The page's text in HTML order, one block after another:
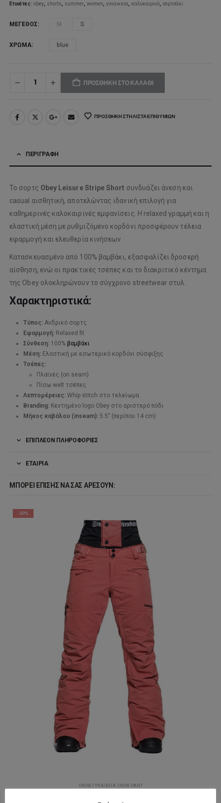
Ετικέτες:obey, shorts, summer,women,γυναικεια, καλοκαιρινά,σορτσάκι
ΜΈΓΕΘΟΣ M S
ΧΡΏΜΑ blue
ΠΡΟΣΘΉΚΗ ΣΤΟ ΚΑΛΆΘΙ
ΠΡΟΣΘΉΚΗ ΣΤΗ ΛΊΣΤΑ ΕΠΙΘΥΜΙΏΝ
ΠΕΡΙΓΡΑΦΉ
Το σορτς Obey Leisure Stripe Short συνδυάζει άνεση και
casual αισθητική, αποτελώντας ιδανική επιλογή για
καθημερινές καλοκαιρινές εμφανίσεις. Η relaxed γραμμή και η
ελαστική μέση με ρυθμιζόμενο κορδόνι προσφέρουν τέλεια
εφαρμογή και ελευθερία κινήσεων.
Κατασκευασμένο από 100% βαμβάκι, εξασφαλίζει δροσερή
αίσθηση, ενώ οι πρακτικές τσέπες και το διακριτικό κέντημα
της Obey ολοκληρώνουν το σύγχρονο streetwear στυλ.
Χαρακτηριστικά:
Τύπος:Ανδρικό σορτς
Εφαρμογή:Relaxed fit
Σύνθεση:100% βαμβάκι
Μέση:Ελαστική με εσωτερικό κορδόνι σύσφιξης
Τσέπες:
Πλαϊνές (on seam)
Πίσω welt τσέπες
Λεπτομέρειες:Whip stitch στο τελείωμα
Branding:Κεντημένο logo Obey στο αριστερό πόδι
Μήκος καβάλου (inseam):5.5″ (περίπου 14 cm)
ΕΠΙΠΛΈΟΝ ΠΛΗΡΟΦΟΡΊΕΣ
ΕΤΑΙΡΊΑ
ΜΠΟΡΕΊ ΕΠΊΣΗΣ ΝΑ ΣΑΣ ΑΡΈΣΟΥΝ:
-30%
SNOW, ΓΥΝΑΙΚΕΊΑ SNOW PANT